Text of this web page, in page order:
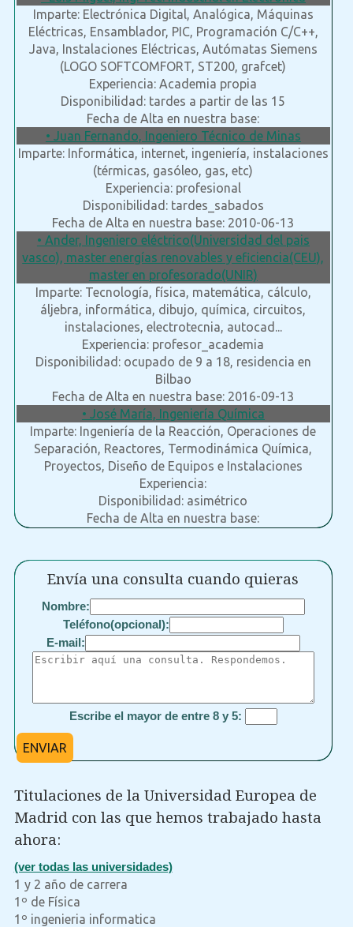
Imparte: Electrónica Digital, Analógica, Máquinas
Eléctricas, Ensamblador, PIC, Programación C/C++,
Java, Instalaciones Eléctricas, Autómatas Siemens
(LOGO SOFTCOMFORT, ST200, grafcet)
Experiencia: Academia propia
Disponibilidad: tardes a partir de las 15
Fecha de Alta en nuestra base:
• Juan Fernando, Ingeniero Técnico de Minas
Imparte: Informática, internet, ingeniería, instalaciones
(térmicas, gasóleo, gas, etc)
Experiencia: profesional
Disponibilidad: tardes_sabados
Fecha de Alta en nuestra base: 2010-06-13
• Ander, Ingeniero eléctrico(Universidad del pais
vasco), master energías renovables y eficiencia(CEU),
master en profesorado(UNIR)
Imparte: Tecnología, física, matemática, cálculo,
áljebra, informática, dibujo, química, circuitos,
instalaciones, electrotecnia, autocad...
Experiencia: profesor_academia
Disponibilidad: ocupado de 9 a 18, residencia en
Bilbao
Fecha de Alta en nuestra base: 2016-09-13
• José María, Ingeniería Química
Imparte: Ingeniería de la Reacción, Operaciones de
Separación, Reactores, Termodinámica Química,
Proyectos, Diseño de Equipos e Instalaciones
Experiencia:
Disponibilidad: asimétrico
Fecha de Alta en nuestra base:
Envía una consulta cuando quieras
Nombre:
Teléfono(opcional):
E-mail:
Escribe el mayor de entre 8 y 5:
ENVIAR
Titulaciones de la Universidad Europea de
Madrid con las que hemos trabajado hasta
ahora:
(ver todas las universidades)
1 y 2 año de carrera
1º de Física
1º ingenieria informatica